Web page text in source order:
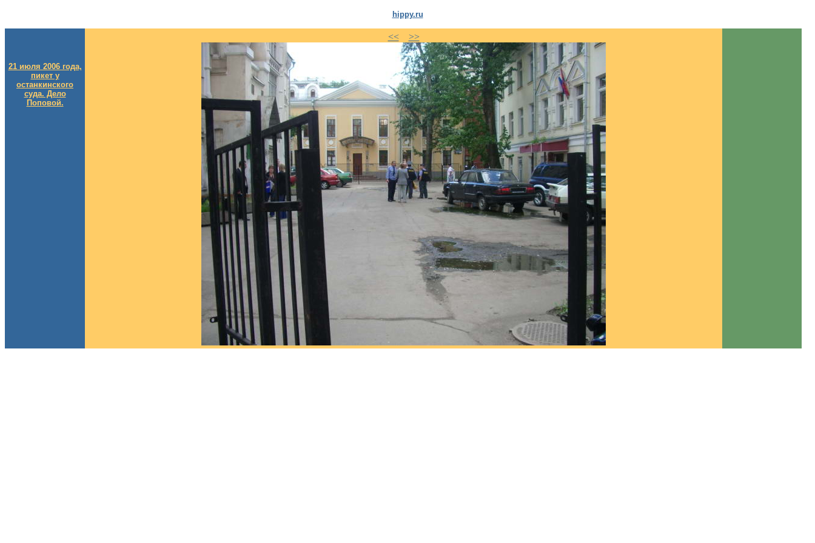
hippy.ru
21 июля 2006 года,
пикет у
останкинского
суда. Дело
Поповой.
<< >>